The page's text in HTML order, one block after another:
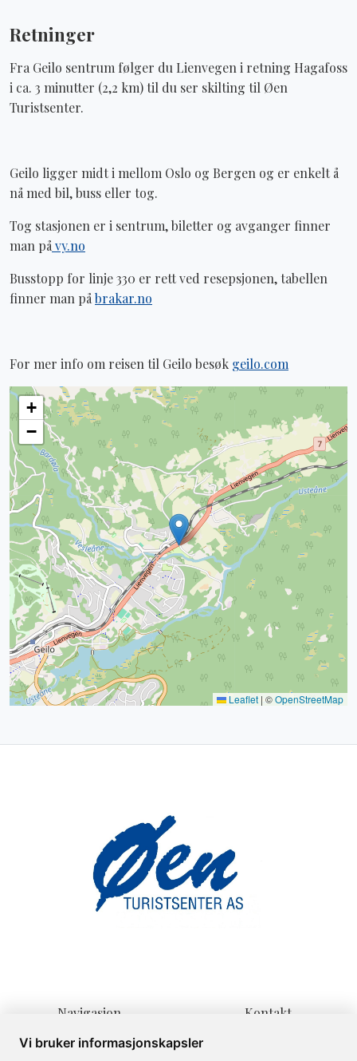
Vi bruker informasjonskapsler
Retninger
Fra Geilo sentrum følger du Lienvegen i retning Hagafoss
i ca. 3 minutter (2,2 km) til du ser skilting til Øen
Turistsenter.
Geilo ligger midt i mellom Oslo og Bergen og er enkelt å
nå med bil, buss eller tog.
Tog stasjonen er i sentrum, biletter og avganger finner
man på vy.no
Busstopp for linje 330 er rett ved resepsjonen, tabellen
finner man på brakar.no
For mer info om reisen til Geilo besøk geilo.com
+
−
Leaflet | ©OpenStreetMap
Navigasjon
Hjem
Kontakt